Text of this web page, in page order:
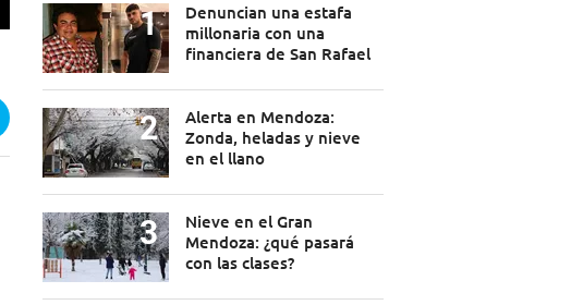
Denuncian una estafa
millonaria con una
financiera de San Rafael
Alerta en Mendoza:
Zonda, heladas y nieve
en el llano
Nieve en el Gran
Mendoza: ¿qué pasará
con las clases?